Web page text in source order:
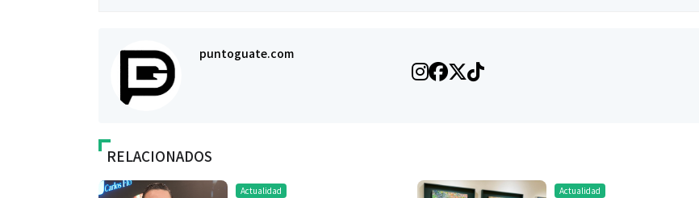
puntoguate.com
RELACIONADOS
Actualidad Actualidad